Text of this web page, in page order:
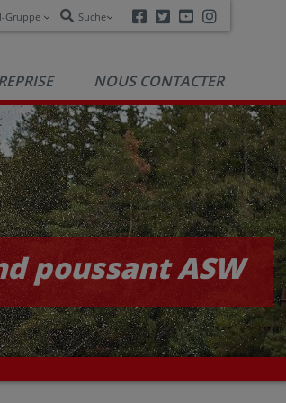
Gruppe Suche Facebook
TwitterYoutube
NOUS CONTACTER
poussant ASW